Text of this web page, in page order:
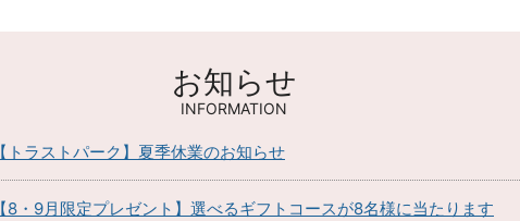
お知らせ
INFORMATION
【トラストパーク】夏季休業のお知らせ
【8・9月限定プレゼント】選べるギフトコースが8名様に当たります